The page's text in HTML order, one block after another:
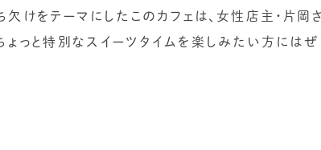
けをテーマにしたこのカフェは、女性店主・片岡
ょっと特別なスイーツタイムを楽しみたい方には